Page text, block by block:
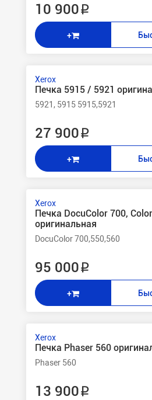
10 900 ₽
+
Xerox
Печка 5915 / 5921
5921, 5915 5915,5921
27 900 ₽
+
Xerox
Печка DocuColor 700,
оригинальная
DocuColor 700,550,560
95 000 ₽
+
Xerox
Печка Phaser 560
Phaser 560
13 900 ₽